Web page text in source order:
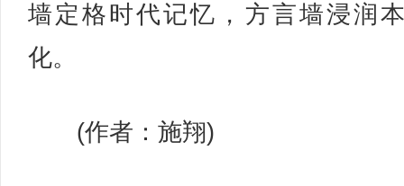
墙定格时代记忆，方言墙浸润
化。
(作者：施翔)